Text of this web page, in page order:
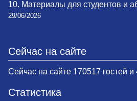
10. Материалы для студентов и
29/06/2026
Сейчас на сайте
Сейчас на сайте 170517 гостей и
Статистика